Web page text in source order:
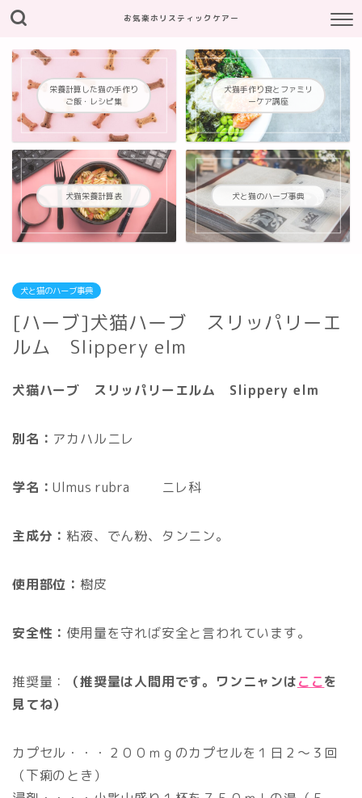
お気楽ホリスティックケアー
栄養計算した猫の手作り
ご飯・レシピ集
犬猫手作り食とファミリ
ーケア講座
犬猫栄養計算表 犬と猫のハーブ事典
犬と猫のハーブ事典
[ハーブ]犬猫ハーブ スリッパリーエ
ルム Slippery elm
犬猫ハーブ スリッパリーエルム Slippery elm
別名： アカハルニレ
学名：Ulmus rubra ニレ科
主成分： 粘液、でん粉、タンニン。
使用部位： 樹皮
安全性： 使用量を守れば安全と言われています。
推奨量： （推奨量は人間用です。ワンニャンはここを
見てね）
カプセル・・・２００ｍｇのカプセルを１日２～３回
（下痢のとき）